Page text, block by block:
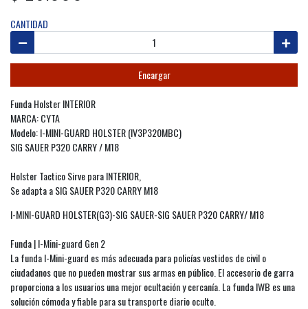
CANTIDAD
Encargar
Funda Holster INTERIOR
MARCA: CYTA
Modelo: I-MINI-GUARD HOLSTER (IV3P320MBC)
SIG SAUER P320 CARRY / M18
Holster Tactico Sirve para INTERIOR,
Se adapta a SIG SAUER P320 CARRY M18
I-MINI-GUARD HOLSTER(G3)-SIG SAUER-SIG SAUER P320 CARRY/ M18
Funda | I-Mini-guard Gen 2
La funda I-Mini-guard es más adecuada para policías vestidos de civil o
ciudadanos que no pueden mostrar sus armas en público. El accesorio de garra
proporciona a los usuarios una mejor ocultación y cercanía. La funda IWB es una
solución cómoda y fiable para su transporte diario oculto.